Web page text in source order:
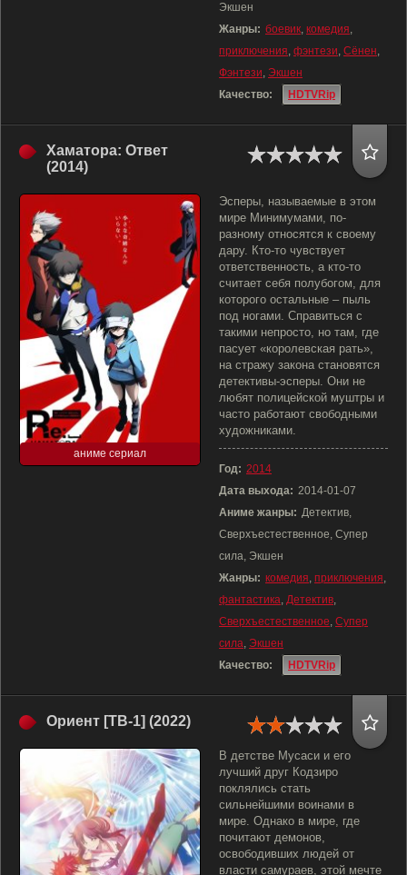
Экшен
Жанры: боевик, комедия,
приключения, фэнтези, Сёнен,
Фэнтези, Экшен
Качество:
HDTVRip
Хаматора: Ответ
(2014)
аниме сериал
Эсперы, называемые в этом
мире Минимумами, по-
разному относятся к своему
дару. Кто-то чувствует
ответственность, а кто-то
считает себя полубогом, для
которого остальные – пыль
под ногами. Справиться с
такими непросто, но там, где
пасует «королевская рать»,
на стражу закона становятся
детективы-эсперы. Они не
любят полицейской муштры и
часто работают свободными
художниками.
Год: 2014
Дата выхода: 2014-01-07
Аниме жанры: Детектив,
Сверхъестественное, Супер
сила, Экшен
Жанры: комедия, приключения,
фантастика, Детектив,
Сверхъестественное, Супер
сила, Экшен
Качество:
HDTVRip
Ориент [ТВ-1] (2022)
В детстве Мусаси и его
лучший друг Кодзиро
поклялись стать
сильнейшими воинами в
мире. Однако в мире, где
почитают демонов,
освободивших людей от
власти самураев, этой мечте